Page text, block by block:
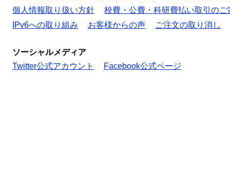
個人情報取り扱い方針
校費・公費・科研費払い取引のご
IPv6への取り組み
お客様からの声 ご注文の取り消し
ソーシャルメディア
Twitter公式アカウント
Facebook公式ページ